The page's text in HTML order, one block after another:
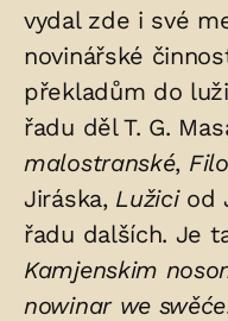
vydal zde i své
novinářské
překladům do
řadu děl T. G.
malostranské,
Jiráska, Lužiciod
řadu dalších. Je
Kamjenskim
nowinar we swěće